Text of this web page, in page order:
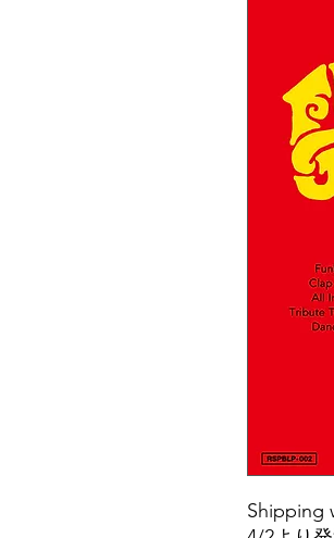
Shipping